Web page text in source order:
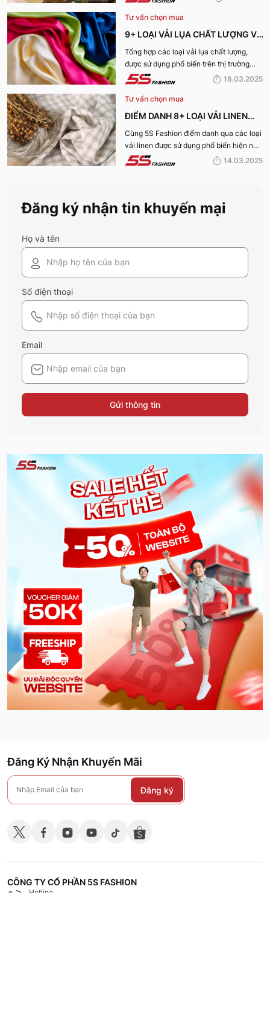
năm 2025 giúp bạn nhìn rõ sự thật phía
sau những chiếc bộ trang phục vừa đẹp
Tư vấn chọn mua
9+ LOẠI VẢI LỤA CHẤT LƯỢNG VÀ
TỐT NHẤT HIỆN NAY
Tổng hợp các loại vải lụa chất lượng,
được sử dụng phổ biến trên thị trường
hiện nay sẽ được 5S Fashion cung cấp
tìm hiểu nhé!
18.03.2025
Tư vấn chọn mua
ĐIỂM DANH 8+ LOẠI VẢI LINEN
PHỔ BIẾN NHẤT HIỆN NAY
Cùng 5S Fashion điểm danh qua các loại
vải linen được sử dụng phổ biến hiện nay
trên thị trường cũng như ưu nhược điểm
14.03.2025
Đăng ký nhận tin khuyến mại
Họ và tên
Số điện thoại
Email
Gửi thông tin
Đăng Ký Nhận Khuyến Mãi
Đăng ký
CÔNG TY CỔ PHẦN 5S FASHION
Hotline